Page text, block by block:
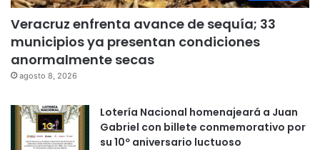
Veracruz enfrenta avance de sequía; 33
municipios ya presentan condiciones
anormalmente secas
agosto 8, 2026
Lotería Nacional homenajeará a Juan
Gabriel con billete conmemorativo por
su 10º aniversario luctuoso